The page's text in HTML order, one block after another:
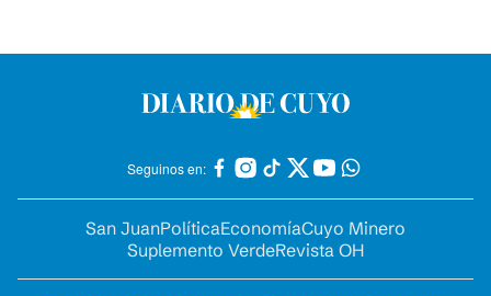
Seguinos en:
San JuanPolíticaEconomíaCuyo Minero
Suplemento VerdeRevista OH